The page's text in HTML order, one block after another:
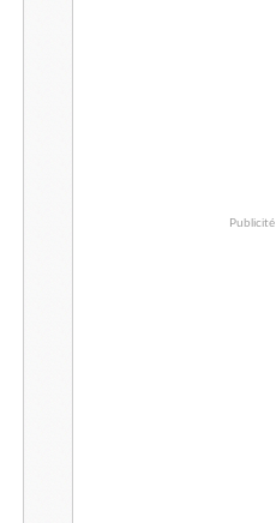
Publicité